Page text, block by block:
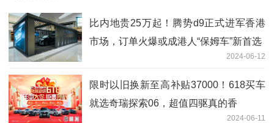
比内地贵25万起！腾势d9正式进军香港
市场，订单火爆或成港人“保姆车”新首选
2024-06-12
限时以旧换新至高补贴37000！618买车
就选奇瑞探索06，超值四驱真的香
2024-06-11